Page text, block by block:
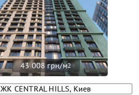
43 008 грн/м2
ЖК CENTRAL HILLS, Киев